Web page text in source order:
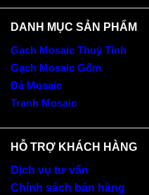
DANH MỤC SẢN PHẨM
Gạch Mosaic Thuỷ Tinh
Gạch Mosaic Gốm
Đá Mosaic
Tranh Mosaic
HỖ TRỢ KHÁCH HÀNG
Dịch vụ tư vấn
Chính sách bán hàng